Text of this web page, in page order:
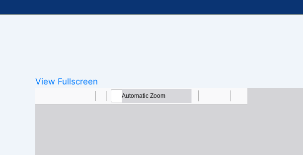
View Fullscreen